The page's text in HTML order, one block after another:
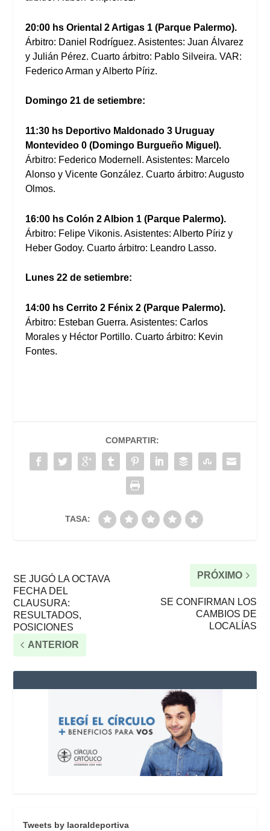
20:00 hs Oriental 2 Artigas 1 (Parque Palermo).
Árbitro: Daniel Rodríguez. Asistentes: Juan Álvarez
y Julián Pérez. Cuarto árbitro: Pablo Silveira. VAR:
Federico Arman y Alberto Píriz.
Domingo 21 de setiembre:
11:30 hs Deportivo Maldonado 3 Uruguay
Montevideo 0 (Domingo Burgueño Miguel).
Árbitro: Federico Modernell. Asistentes: Marcelo
Alonso y Vicente González. Cuarto árbitro: Augusto
Olmos.
16:00 hs Colón 2 Albion 1 (Parque Palermo).
Árbitro: Felipe Vikonis. Asistentes: Alberto Píriz y
Heber Godoy. Cuarto árbitro: Leandro Lasso.
Lunes 22 de setiembre:
14:00 hs Cerrito 2 Fénix 2 (Parque Palermo).
Árbitro: Esteban Guerra. Asistentes: Carlos
Morales y Héctor Portillo. Cuarto árbitro: Kevin
Fontes.
COMPARTIR:
TASA:
SE JUGÓ LA OCTAVA
FECHA DEL
CLAUSURA:
RESULTADOS,
POSICIONES
ANTERIOR
PRÓXIMO
SE CONFIRMAN LOS
CAMBIOS DE
LOCALÍAS
Tweets by laoraldeportiva